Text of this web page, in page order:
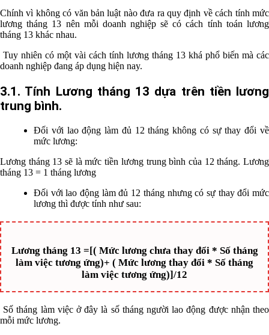
Chính vì không có văn bản luật nào đưa ra quy định về cách tính mức
lương tháng 13 nên mỗi doanh nghiệp sẽ có cách tính toán lương
tháng 13 khác nhau.
Tuy nhiên có một vài cách tính lương tháng 13 khá phổ biến mà các
doanh nghiệp đang áp dụng hiện nay.
3.1. Tính Lương tháng 13 dựa trên tiền lương
trung bình.
Đối với lao động làm đủ 12 tháng không có sự thay đổi về
mức lương:
Lương tháng 13 sẽ là mức tiền lương trung bình của 12 tháng. Lương
tháng 13 = 1 tháng lương
Đối với lao động làm đủ 12 tháng nhưng có sự thay đổi mức
lương thì được tính như sau:
Lương tháng 13 =[( Mức lương chưa thay đổi * Số tháng
làm việc tương ứng)+ ( Mức lương thay đổi * Số tháng
làm việc tương ứng)]/12
Số tháng làm việc ở đây là số tháng người lao động được nhận theo
mỗi mức lương.